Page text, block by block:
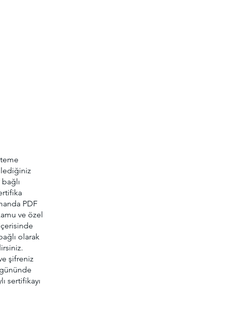
PDF
ve özel
olarak
şifreniz
sertifikayı